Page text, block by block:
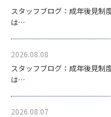
スタッフブログ：成年後見制
は…
2026.08.08
スタッフブログ：成年後見制
は…
2026.08.07